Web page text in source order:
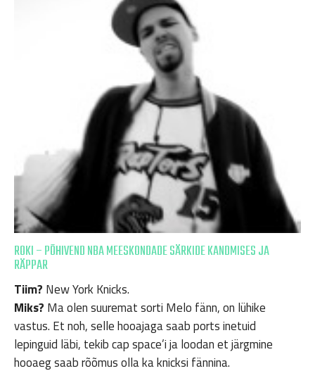
ROKI – PÕHIVEND NBA MEESKONDADE SÄRKIDE KANDMISES JA
RÄPPAR
Tiim? New York Knicks.
Miks? Ma olen suuremat sorti Melo fänn, on lühike
vastus. Et noh, selle hooajaga saab ports inetuid
lepinguid läbi, tekib cap space’i ja loodan et järgmine
hooaeg saab rõõmus olla ka knicksi fännina.